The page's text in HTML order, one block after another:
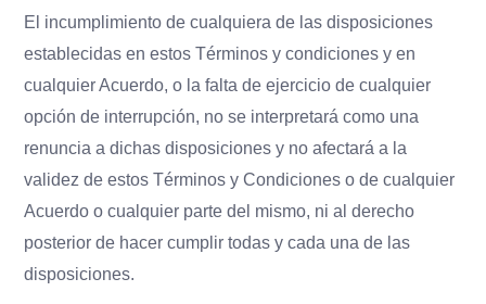
El incumplimiento de cualquiera de las disposiciones
establecidas en estos Términos y condiciones y en
cualquier Acuerdo, o la falta de ejercicio de cualquier
opción de interrupción, no se interpretará como una
renuncia a dichas disposiciones y no afectará a la
validez de estos Términos y Condiciones o de cualquier
Acuerdo o cualquier parte del mismo, ni al derecho
posterior de hacer cumplir todas y cada una de las
disposiciones.